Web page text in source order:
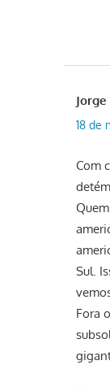
Jorge
18 de
Com
Sul.
Fora